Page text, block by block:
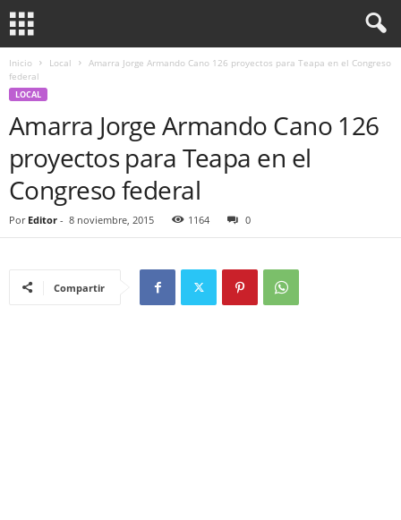
Inicio Local
Amarra Jorge Armando Cano 126 proyectos para Teapa en el Congreso
federal
LOCAL
Amarra Jorge Armando Cano 126
proyectos para Teapa en el
Congreso federal
Por Editor - 8 noviembre, 2015 1164 0
Compartir